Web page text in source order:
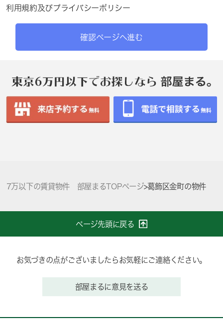
利用規約及びプライバシーポリシー
確認ページへ進む
7万以下の賃貸物件 部屋まるTOPページ>葛飾区金町の物件
ページ先頭に戻る
お気づきの点がございましたらお気軽にご連絡ください。
部屋まるに意見を送る